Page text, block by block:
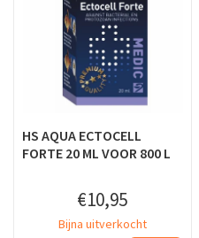
HS AQUA ECTOCELL
FORTE 20 ML VOOR 800 L
€10,95
Bijna uitverkocht